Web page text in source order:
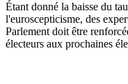
Étant donné la baisse du
l'euroscepticisme, des
Parlement doit être
électeurs aux prochaines